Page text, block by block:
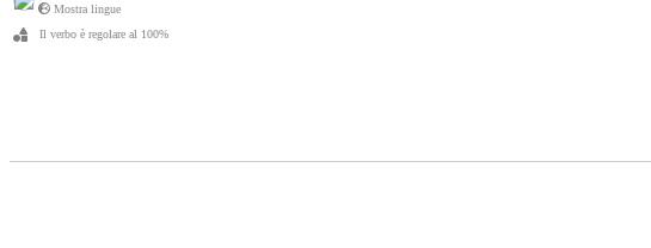
Mostra lingue
Il verbo è regolare al 100%